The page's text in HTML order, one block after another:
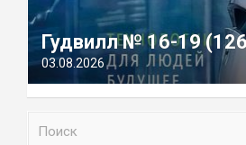
Гудвилл № 16-19
03.08.2026